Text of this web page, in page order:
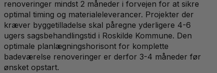
renoveringer mindst 2 måneder i forvejen for at sikre
optimal timing og materialeleverancer. Projekter der
kræver byggetilladelse skal påregne yderligere 4-6
ugers sagsbehandlingstid i Roskilde Kommune. Den
optimale planlægningshorisont for komplette
badeværelse renoveringer er derfor 3-4 måneder før
ønsket opstart.